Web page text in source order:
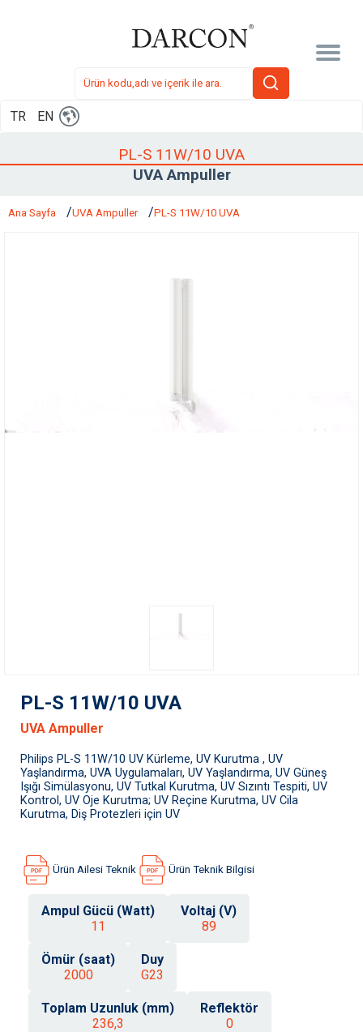
TR EN
PL-S 11W/10 UVA
UVA Ampuller
Ana Sayfa UVA Ampuller PL-S 11W/10 UVA
PL-S 11W/10 UVA
UVA Ampuller
Philips PL-S 11W/10 UV Kürleme, UV Kurutma , UV
Yaşlandırma, UVA Uygulamaları, UV Yaşlandırma, UV Güneş
Işığı Simülasyonu, UV Tutkal Kurutma, UV Sızıntı Tespiti, UV
Kontrol, UV Oje Kurutma; UV Reçine Kurutma, UV Cila
Kurutma, Diş Protezleri için UV
Ürün Ailesi Teknik Ürün Teknik Bilgisi
Ampul Gücü (Watt)
11
Voltaj (V)
89
Ömür (saat)
2000
Duy
G23
Toplam Uzunluk (mm)
236,3
Reflektör
0